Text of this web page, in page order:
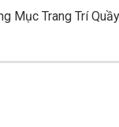
Mục Trang Trí Quầy